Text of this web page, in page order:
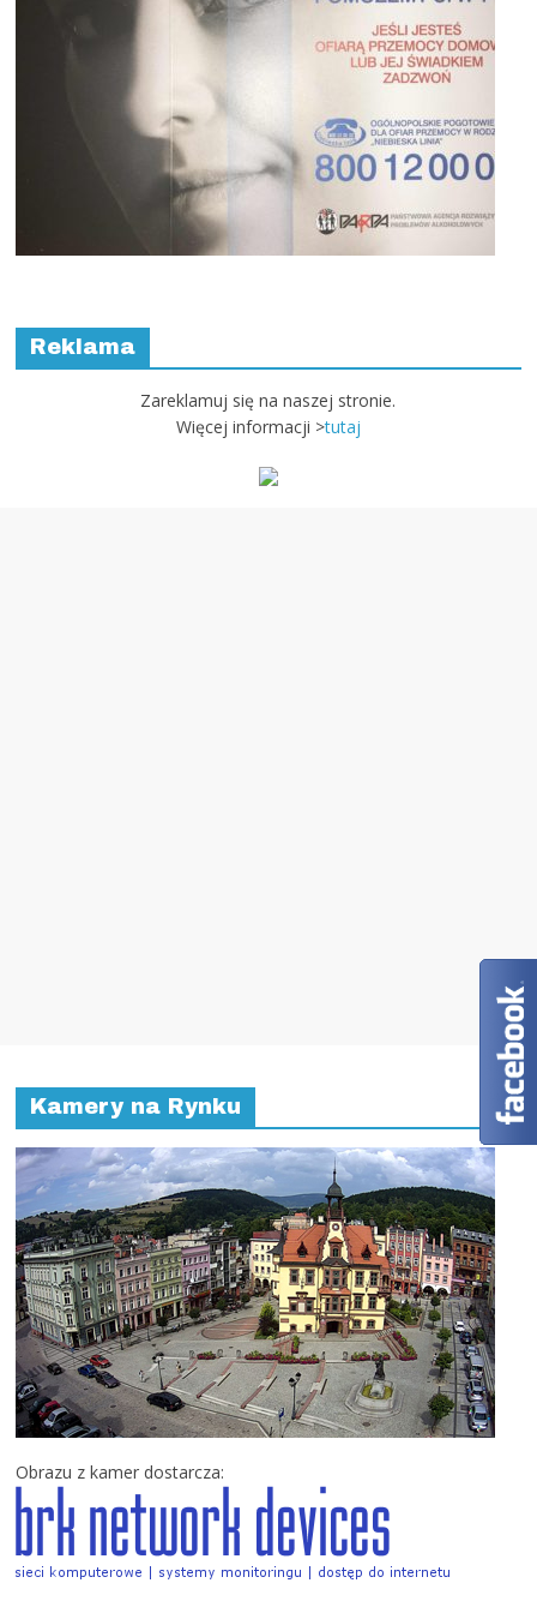
Reklama
Zareklamuj się na naszej stronie.
Więcej informacji >tutaj
Kamery na Rynku
Obrazu z kamer dostarcza: